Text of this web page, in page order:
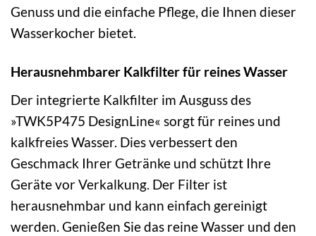
Genuss und die einfache Pflege, die Ihnen dieser
Wasserkocher bietet.
Herausnehmbarer Kalkfilter für reines Wasser
Der integrierte Kalkfilter im Ausguss des
»TWK5P475 DesignLine« sorgt für reines und
kalkfreies Wasser. Dies verbessert den
Geschmack Ihrer Getränke und schützt Ihre
Geräte vor Verkalkung. Der Filter ist
herausnehmbar und kann einfach gereinigt
werden. Genießen Sie das reine Wasser und den